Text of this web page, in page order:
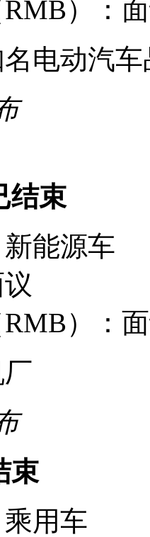
）：
电动汽车
结束
新能源车
）：
束
乘用车